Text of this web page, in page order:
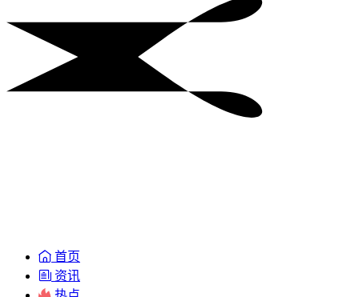
首页
资讯